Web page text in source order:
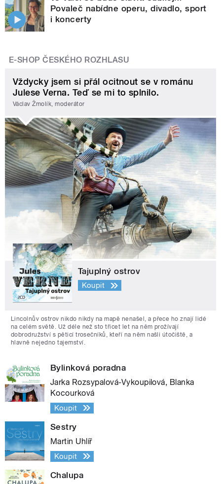
Povaleč nabídne operu, divadlo, sport
i koncerty
E-SHOP ČESKÉHO ROZHLASU
Vždycky jsem si přál ocitnout se v románu
Julese Verna. Teď se mi to splnilo.
Václav Žmolík, moderátor
Tajuplný ostrov
Koupit
Lincolnův ostrov nikdo nikdy na mapě nenašel, a přece ho znají lidé
na celém světě. Už déle než sto třicet let na něm prožívají
dobrodružství s pěticí trosečníků, kteří na něm našli útočiště, a
hlavně nejedno tajemství.
Bylinková poradna
Jarka Rozsypalová-Vykoupilová, Blanka
Kocourková
Koupit
Sestry
Martin Uhlíř
Koupit
Chalupa